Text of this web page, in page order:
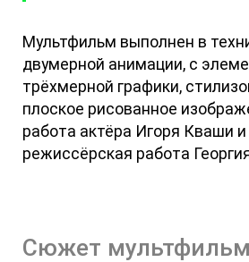
Мультфильм выполнен в
двумерной анимации, с
трёхмерной графики,
плоское рисованное
работа актёра Игоря Кваши
режиссёрская работа
Сюжет